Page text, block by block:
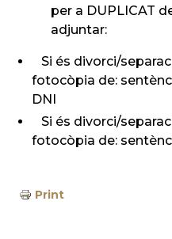
per a DUPLICAT
adjuntar:
Si és divorci/
fotocòpia de:
DNI
Si és divorci/
fotocòpia de:
Print